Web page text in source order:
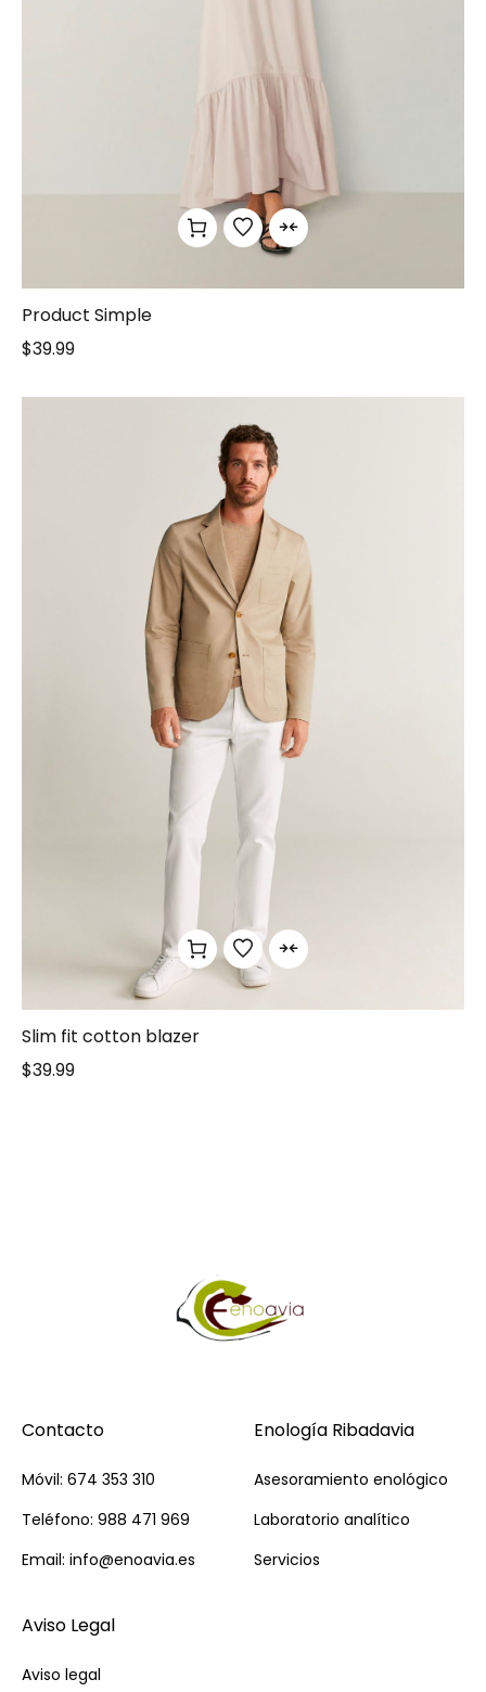
Product Simple
$39.99
Slim fit cotton blazer
$39.99
Contacto
Móvil: 674 353 310
Teléfono: 988 471 969
Email: info@enoavia.es
Enología Ribadavia
Asesoramiento enológico
Laboratorio analítico
Servicios
Aviso Legal
Aviso legal